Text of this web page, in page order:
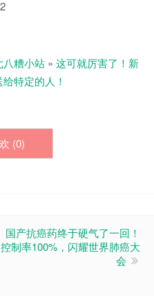
八糟小站 » 这可就厉害了！新
特定的人！
(0)
国产抗癌药终于硬气了一回！
控制率100%，闪耀世界肺癌大
会